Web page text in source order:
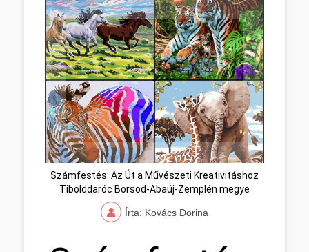
Számfestés: Az Út a Művészeti Kreativitáshoz
Tibolddaróc Borsod-Abaúj-Zemplén megye
Írta: Kovács Dorina